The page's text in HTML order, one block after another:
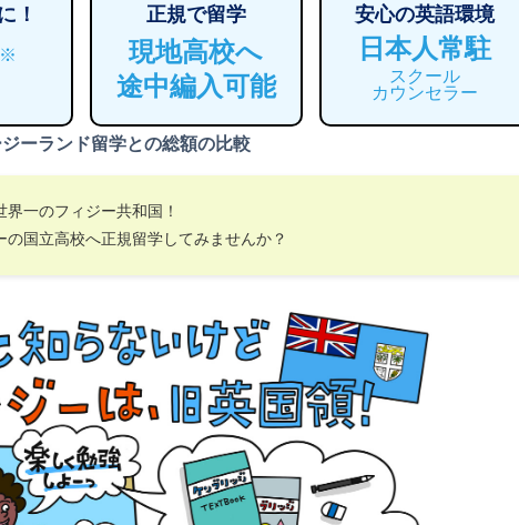
！
※
正規で留学
現地高校へ
途中編入可能
安心の英語環境
日本人常駐
スクール
カウンセラー
ーランド留学との総額の比較
一のフィジー共和国！
の国立高校へ正規留学してみませんか？